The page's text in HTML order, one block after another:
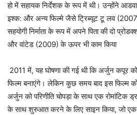
हो में सहायक निर्देशक के रूप में थी। उन्होंने
इश्क: और अन्य फिल्मे जैसे ट्रिब्यूट टू लव
सहयोगी निर्माता के रूप में अपने पिता की दो
और वांटेड (2009) के ऊपर भी काम किया
2011 में, यह घोषणा की गई थी कि अर्जुन कपूर
फिल्म बनाएंगे। लेकिन कुछ समय बाद इस फिल्म को
अर्जुन को परिणीति चोपड़ा के साथ एक रोमांटिक
के साथ शुरुआत करने के लिए साइन किया, जो एक